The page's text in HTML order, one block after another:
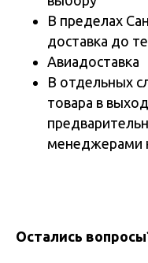
В пределах
доставка до
Авиадоставка
В отдельных
товара в
менеджерами
Остались